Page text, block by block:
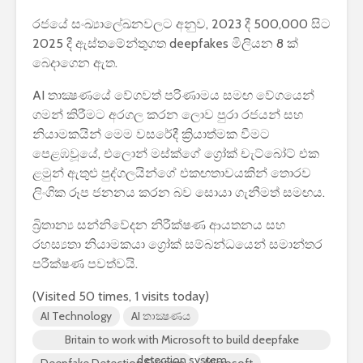
රජයේ සංඛ්‍යාලේඛනවලට අනුව, 2023 දී 500,000 සිට
2025 දී ඇස්තමේන්තුගත deepfakes මිලියන 8 ක්
බෙදාගෙන ඇත.
AI තාක්‍ෂණයේ වේගවත් පරිණාමය සමඟ වේගයෙන්
ගමන් කිරීමට අරගල කරන ලොව පුරා රජයන් සහ
නියාමකයින් මෙම වසරේදී ක්‍රියාත්මක වීමට
පෙළඹවූයේ, එලොන් මස්ක්ගේ ග්‍රෝක් චැට්බෝට් එක
ළමුන් ඇතුළු පුද්ගලයින්ගේ එකඟතාවයකින් තොරව
ලිංගික රූප ජනනය කරන බව සොයා ගැනීමත් සමඟය.
බ්‍රිතාන්‍ය සන්නිවේදන නිරීක්ෂණ ආයතනය සහ
රහස්‍යතා නියාමකයා ග්‍රෝක් සම්බන්ධයෙන් සමාන්තර
පරීක්ෂණ පවත්වයි.
(Visited 50 times, 1 visits today)
AI Technology
AI තාක්‍ෂණය
Britain to work with Microsoft to build deepfake
detection system